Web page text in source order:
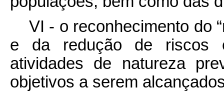
VI - o reconhecimento do
e da redução de riscos
atividades de natureza
objetivos a serem